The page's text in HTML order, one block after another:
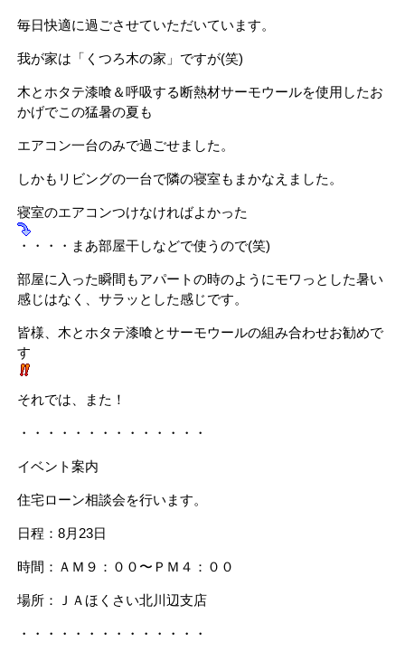
毎日快適に過ごさせていただいています。
我が家は「くつろ木の家」ですが(笑)
木とホタテ漆喰＆呼吸する断熱材サーモウールを使用したお
かげでこの猛暑の夏も
エアコン一台のみで過ごせました。
しかもリビングの一台で隣の寝室もまかなえました。
寝室のエアコンつけなければよかった
・・・・まあ部屋干しなどで使うので(笑)
部屋に入った瞬間もアパートの時のようにモワっとした暑い
感じはなく、サラッとした感じです。
皆様、木とホタテ漆喰とサーモウールの組み合わせお勧めで
す
それでは、また！
・・・・・・・・・・・・・・
イベント案内
住宅ローン相談会を行います。
日程：8月23日
時間：ＡＭ９：００〜ＰＭ４：００
場所：ＪＡほくさい北川辺支店
・・・・・・・・・・・・・・